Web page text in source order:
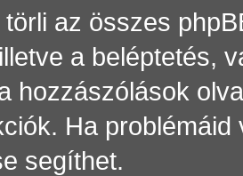
az összes
a beléptetés,
hozzászólások
Ha
segíthet.